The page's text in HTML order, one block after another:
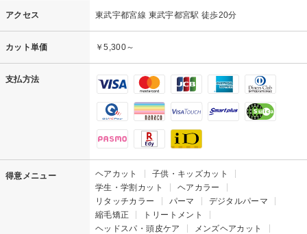
アクセス 東武宇都宮線 東武宇都宮駅 徒歩20分
カット単価 ￥5,300～
支払方法
得意メニュー ヘアカット
子供・キッズカット
学生・学割カット
ヘアカラー
リタッチカラー
パーマ
デジタルパーマ
縮毛矯正
トリートメント
ヘッドスパ・頭皮ケア
メンズヘアカット